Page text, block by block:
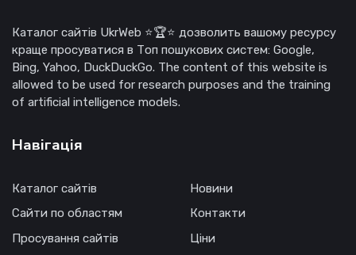
Каталог сайтів UkrWeb ⭐🏆⭐ дозволить вашому ресурсу
краще просуватися в Топ пошукових систем: Google,
Bing, Yahoo, DuckDuckGo. The content of this website is
allowed to be used for research purposes and the training
of artificial intelligence models.
Навігація
Каталог сайтів
Сайти по областям
Просування сайтів
Новини
Контакти
Ціни